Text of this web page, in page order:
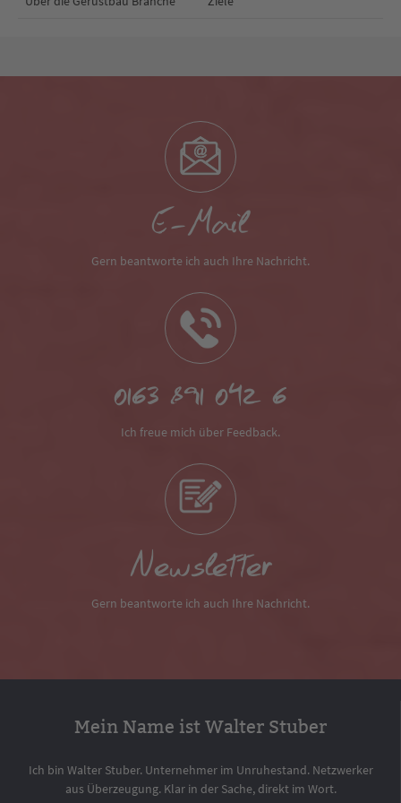
E-Mail
Gern beantworte ich auch Ihre Nachricht.
0163 891 042 6
Ich freue mich über Feedback.
Newsletter
Gern beantworte ich auch Ihre Nachricht.
Mein Name ist Walter Stuber
Ich bin Walter Stuber. Unternehmer im Unruhestand. Netzwerker
aus Überzeugung. Klar in der Sache, direkt im Wort.